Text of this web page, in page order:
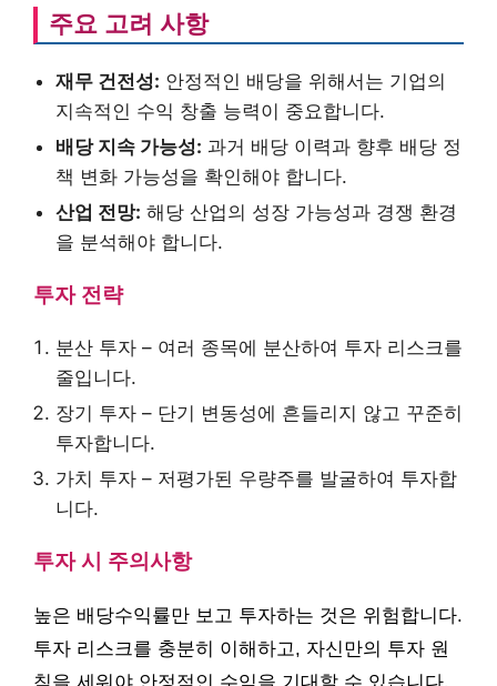
주요 고려 사항
재무 건전성: 안정적인 배당을 위해서는 기업의
지속적인 수익 창출 능력이 중요합니다.
배당 지속 가능성: 과거 배당 이력과 향후 배당 정
책 변화 가능성을 확인해야 합니다.
산업 전망: 해당 산업의 성장 가능성과 경쟁 환경
을 분석해야 합니다.
투자 전략
분산 투자 – 여러 종목에 분산하여 투자 리스크를
줄입니다.
장기 투자 – 단기 변동성에 흔들리지 않고 꾸준히
투자합니다.
가치 투자 – 저평가된 우량주를 발굴하여 투자합
니다.
투자 시 주의사항
높은 배당수익률만 보고 투자하는 것은 위험합니다.
투자 리스크를 충분히 이해하고, 자신만의 투자 원
칙을 세워야 안정적인 수익을 기대할 수 있습니다.